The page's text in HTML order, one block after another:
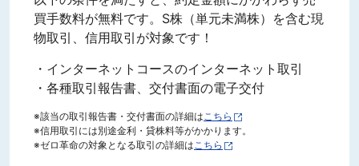
買手数料が無料です。S株（単元未満株）を含む現
物取引、信用取引が対象です！
・インターネットコースのインターネット取引
・各種取引報告書、交付書面の電子交付
※該当の取引報告書・交付書面の詳細は こちら
※信用取引には別途金利・貸株料等がかかります。
※ゼロ革命の対象となる取引の詳細は こちら